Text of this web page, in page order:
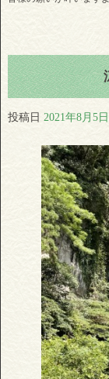
投稿日 2021年8月5日